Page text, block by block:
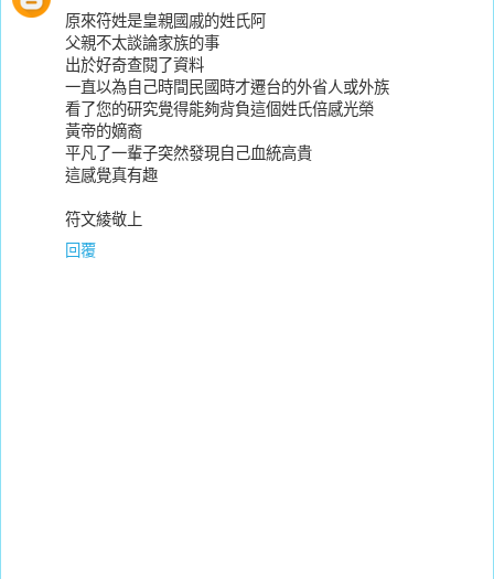
原來符姓是皇親國戚的姓氏阿
父親不太談論家族的事
出於好奇查閱了資料
一直以為自己時間民國時才遷台的外省人或外族
看了您的研究覺得能夠背負這個姓氏倍感光榮
黃帝的嫡裔
平凡了一輩子突然發現自己血統高貴
這感覺真有趣
符文綾敬上
回覆